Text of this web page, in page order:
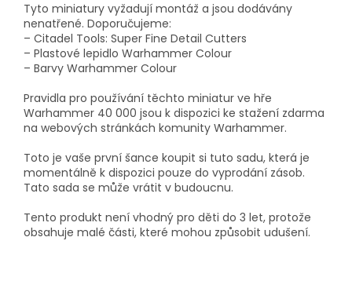
Tyto miniatury vyžadují montáž a jsou dodávány
nenatřené. Doporučujeme:
– Citadel Tools: Super Fine Detail Cutters
– Plastové lepidlo Warhammer Colour
– Barvy Warhammer Colour
Pravidla pro používání těchto miniatur ve hře
Warhammer 40 000 jsou k dispozici ke stažení zdarma
na webových stránkách komunity Warhammer.
Toto je vaše první šance koupit si tuto sadu, která je
momentálně k dispozici pouze do vyprodání zásob.
Tato sada se může vrátit v budoucnu.
Tento produkt není vhodný pro děti do 3 let, protože
obsahuje malé části, které mohou způsobit udušení.